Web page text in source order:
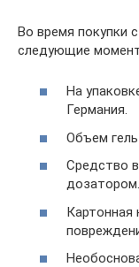
Во время покупки
следующие
На
Германия.
Объем
Средство
дозатором.